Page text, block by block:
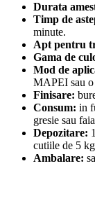
Durata
Timp de
minute.
Apt pentru
Gama de
Mod de
MAPEI sau o
Finisare:
Consum: in
gresie sau
Depozitare:
cutiile de 5
Ambalare: